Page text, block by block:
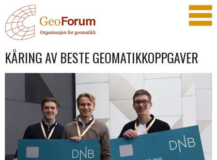
KÅRING AV BESTE GEOMATIKKOPPGAVER